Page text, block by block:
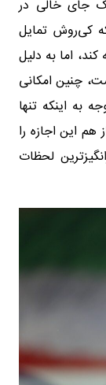
جای خالی در
کی‌روش تمایل
اما به دلیل
قرار نداشت، چنین امکانی
به اینکه تنها
این اجازه را
لحظات